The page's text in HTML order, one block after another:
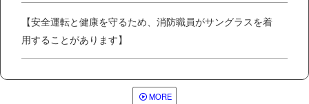
【安全運転と健康を守るため、消防職員がサングラスを着
用することがあります】
MORE